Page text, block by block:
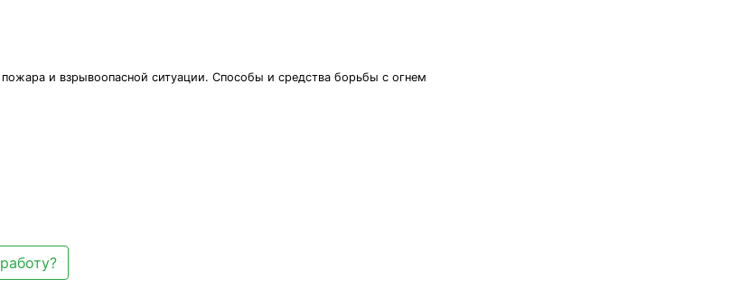
и взрывоопасной ситуации. Способы и средства борьбы с огнем